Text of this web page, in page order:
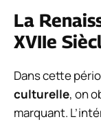
La
XVIIe
Dans cette
culturelle, on
marquant.